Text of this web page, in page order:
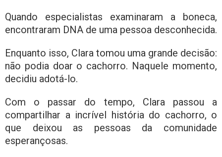
Quando especialistas examinaram a boneca,
encontraram DNA de uma pessoa desconhecida.
Enquanto isso, Clara tomou uma grande decisão:
não podia doar o cachorro. Naquele momento,
decidiu adotá-lo.
Com o passar do tempo, Clara passou a
compartilhar a incrível história do cachorro, o
que deixou as pessoas da comunidade
esperançosas.